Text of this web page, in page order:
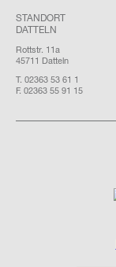
STANDORT
DATTELN
Rottstr. 11a
45711 Datteln
T. 02363 53 61 1
F. 02363 55 91 15